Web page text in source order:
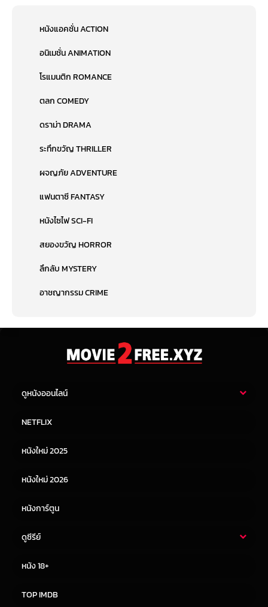
หนังแอคชั่น ACTION
อนิเมชั่น ANIMATION
โรแมนติก ROMANCE
ตลก COMEDY
ดราม่า DRAMA
ระทึกขวัญ THRILLER
ผจญภัย ADVENTURE
แฟนตาซี FANTASY
หนังไซไฟ SCI-FI
สยองขวัญ HORROR
ลึกลับ MYSTERY
อาชญากรรม CRIME
ดูหนังออนไลน์
หนังจีน
NETFLIX
หนังใหม่ 2025
หนังใหม่ 2026
หนังการ์ตูน
ดูซีรีย์
หนัง 18+
TOP IMDB